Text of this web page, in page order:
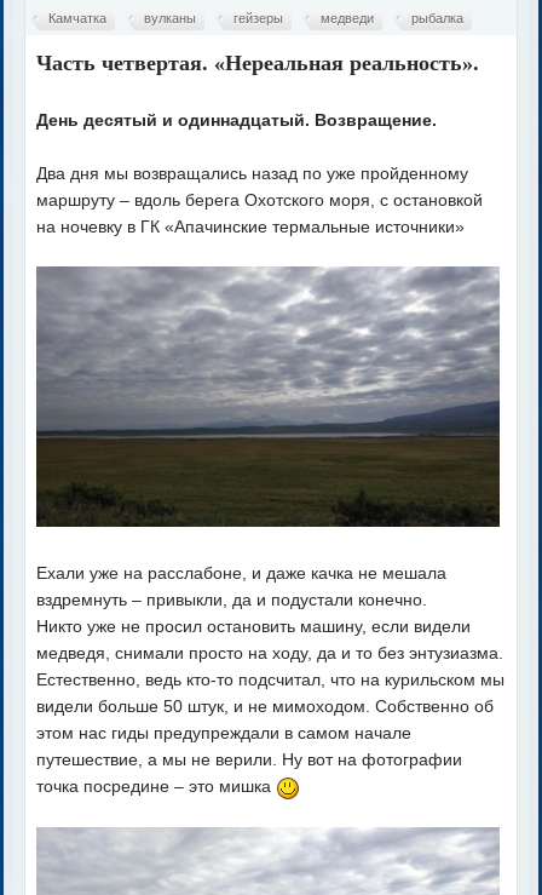
Камчатка вулканы гейзеры медведи рыбалка
Часть четвертая. «Нереальная реальность».
День десятый и одиннадцатый. Возвращение.
Два дня мы возвращались назад по уже пройденному
маршруту – вдоль берега Охотского моря, с остановкой
на ночевку в ГК «Апачинские термальные источники»
Ехали уже на расслабоне, и даже качка не мешала
вздремнуть – привыкли, да и подустали конечно.
Никто уже не просил остановить машину, если видели
медведя, снимали просто на ходу, да и то без энтузиазма.
Естественно, ведь кто-то подсчитал, что на курильском мы
видели больше 50 штук, и не мимоходом. Собственно об
этом нас гиды предупреждали в самом начале
путешествие, а мы не верили. Ну вот на фотографии
точка посредине – это мишка